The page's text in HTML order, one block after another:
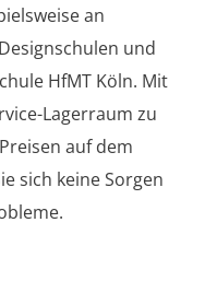
an
und
HfMT Köln. Mit
Lagerraum zu
auf dem
sich keine Sorgen